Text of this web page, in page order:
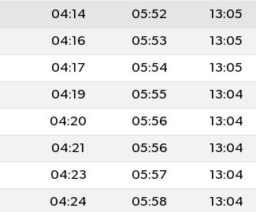
04:14 05:52 13:05
04:16 05:53 13:05
04:17 05:54 13:05
04:19 05:55 13:04
04:20 05:56 13:04
04:21 05:56 13:04
04:23 05:57 13:04
04:24 05:58 13:04